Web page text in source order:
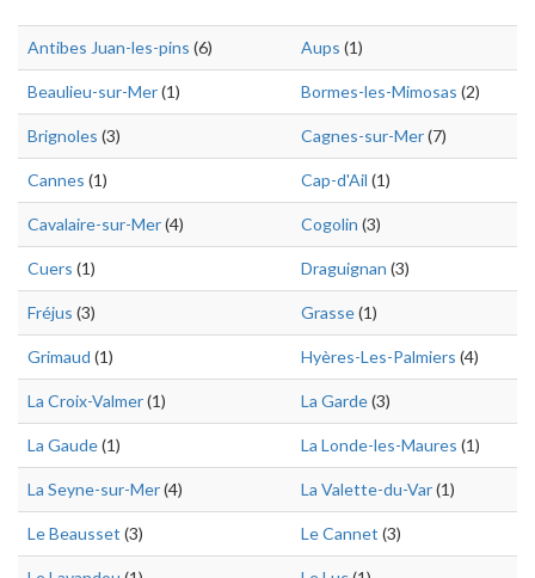
Antibes Juan-les-pins (6) Aups (1)
Beaulieu-sur-Mer(1) Bormes-les-Mimosas (2)
Brignoles (3) Cagnes-sur-Mer(7)
Cannes (1) Cap-d'Ail (1)
Cavalaire-sur-Mer(4) Cogolin (3)
Cuers (1) Draguignan (3)
Fréjus (3) Grasse(1)
Grimaud (1) Hyères-Les-Palmiers (4)
La Croix-Valmer(1) La Garde(3)
La Gaude(1) La Londe-les-Maures (1)
La Seyne-sur-Mer(4) La Valette-du-Var(1)
Le Beausset (3) Le Cannet (3)